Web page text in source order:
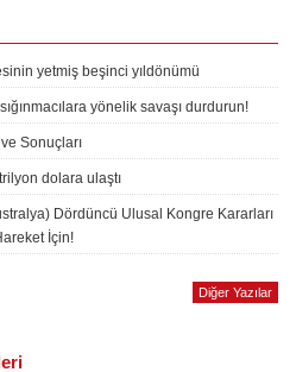
yetmiş beşinci yıldönümü
yönelik savaşı durdurun!
ve Sonuçları
dolara ulaştı
Dördüncü Ulusal Kongre Kararları
İçin!
Diğer Yazılar